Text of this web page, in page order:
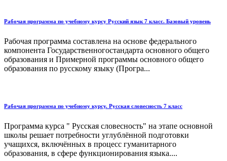
Рабочая программа по учебному курсу Русский язык 7 класс. Базовый уровень
Рабочая программа составлена на основе федерального
компонента Государственногостандарта основного общего
образования и Примерной программы основного общего
образования по русскому языку (Програ...
Рабочая программа по учебному курсу. Русская словесность 7 класс
Программа курса " Русская словесность" на этапе основной
школы решает потребности углублённой подготовки
учащихся, включённых в процесс гуманитарного
образования, в сфере функционирования языка....